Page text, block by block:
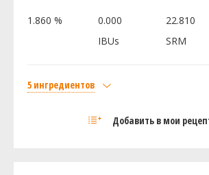
Imperial Yeast - A09 Pub
Добавить в мои
1.860 %
0.000
IBUs
22.810
SRM
5 ингредиентов
American Crystal 90L